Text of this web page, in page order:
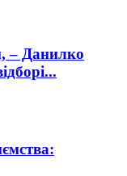
– Данилко